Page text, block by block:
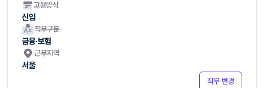
고용방식
신입
직무구분
금융·보험
근무지역
서울
직무 변경